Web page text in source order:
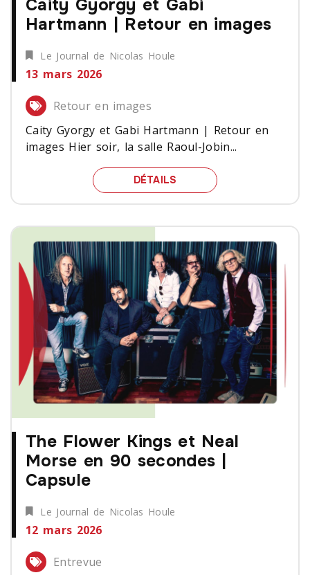
Caity Gyorgy et Gabi
Hartmann | Retour en images
Le Journal de Nicolas Houle
13 mars 2026
Retour en images
Caity Gyorgy et Gabi Hartmann | Retour en
images Hier soir, la salle Raoul-Jobin...
DÉTAILS CAITY GYORGY ET
The Flower Kings et Neal
Morse en 90 secondes |
Capsule
Le Journal de Nicolas Houle
12 mars 2026
Entrevue